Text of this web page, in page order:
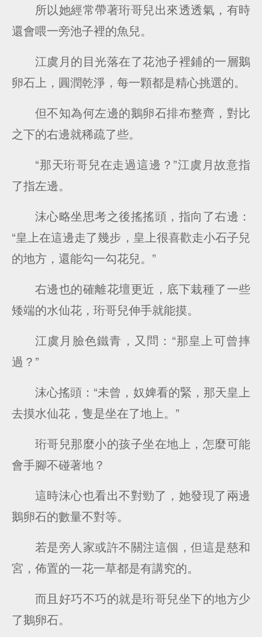
所以她經常帶著珩哥兒出來透透氣，有時
還會喂一旁池子裡的魚兒。
江虞月的目光落在了花池子裡鋪的一層鵝
卵石上，圓潤乾淨，每一顆都是精心挑選的。
但不知為何左邊的鵝卵石排布整齊，對比
之下的右邊就稀疏了些。
“那天珩哥兒在走過這邊？”江虞月故意指
了指左邊。
沫心略坐思考之後搖搖頭，指向了右邊：
“皇上在這邊走了幾步，皇上很喜歡走小石子兒
的地方，還能勾一勾花兒。”
右邊也的確離花壇更近，底下栽種了一些
矮端的水仙花，珩哥兒伸手就能摸。
江虞月臉色鐵青，又問：“那皇上可曾摔
過？”
沫心搖頭：“未曾，奴婢看的緊，那天皇上
去摸水仙花，隻是坐在了地上。”
珩哥兒那麼小的孩子坐在地上，怎麼可能
會手腳不碰著地？
這時沫心也看出不對勁了，她發現了兩邊
鵝卵石的數量不對等。
若是旁人家或許不關注這個，但這是慈和
宮，佈置的一花一草都是有講究的。
而且好巧不巧的就是珩哥兒坐下的地方少
了鵝卵石。